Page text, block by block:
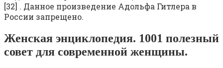
[32] . Данное произведение Адольфа Гитлера в
России запрещено.
Женская энциклопедия. 1001 полезный
совет для современной женщины.